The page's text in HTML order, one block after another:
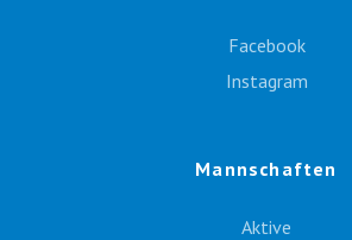
Facebook
Instagram
Mannschaften
Aktive